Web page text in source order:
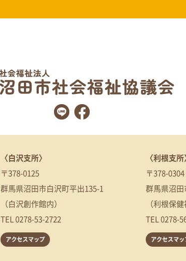
〈白沢支所〉
〒378-0125
群馬県沼田市白沢町平出135-1
（白沢創作館内）
TEL0278-53-2722
アクセスマップ
〈利根支
〒378-0304
群馬県沼
（利根保
TEL0278-
アクセスマッ